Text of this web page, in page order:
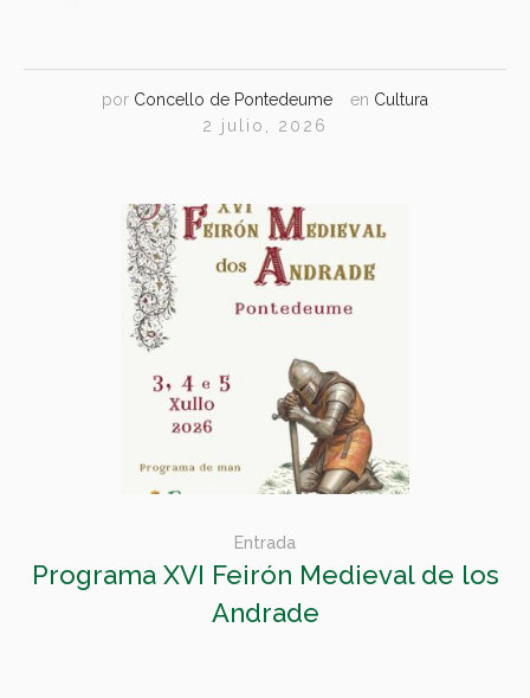
por Concello de Pontedeume en Cultura
2 julio, 2026
Entrada
Programa XVI Feirón Medieval de los
Andrade